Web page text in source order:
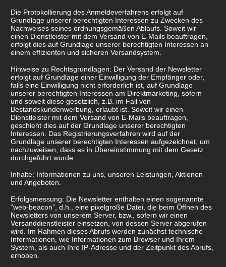
Die Protokollierung des Anmeldeverfahrens erfolgt auf
Grundlage unserer berechtigten Interessen zu Zwecken des
Nachweises seines ordnungsgemäßen Ablaufs. Soweit wir
einen Dienstleister mit dem Versand von E-Mails beauftragen,
erfolgt dies auf Grundlage unserer berechtigten Interessen an
einem effizienten und sicheren Versandsystem.
Hinweise zu Rechtsgrundlagen: Der Versand der Newsletter
erfolgt auf Grundlage einer Einwilligung der Empfänger oder,
falls eine Einwilligung nicht erforderlich ist, auf Grundlage
unserer berechtigten Interessen am Direktmarketing, sofern
und soweit diese gesetzlich, z.B. im Fall von
Bestandskundenwerbung, erlaubt ist. Soweit wir einen
Dienstleister mit dem Versand von E-Mails beauftragen,
geschieht dies auf der Grundlage unserer berechtigten
Interessen. Das Registrierungsverfahren wird auf der
Grundlage unserer berechtigten Interessen aufgezeichnet, um
nachzuweisen, dass es in Übereinstimmung mit dem Gesetz
durchgeführt wurde.
Inhalte: Informationen zu uns, unseren Leistungen, Aktionen
und Angeboten.
Erfolgsmessung: Die Newsletter enthalten einen sogenannte
“web-beacon”, d.h., eine pixelgroße Datei, die beim Öffnen des
Newsletters von unserem Server, bzw., sofern wir einen
Versanddienstleister einsetzen, von dessen Server abgerufen
wird. Im Rahmen dieses Abrufs werden zunächst technische
Informationen, wie Informationen zum Browser und Ihrem
System, als auch Ihre IP-Adresse und der Zeitpunkt des Abrufs,
erhoben.